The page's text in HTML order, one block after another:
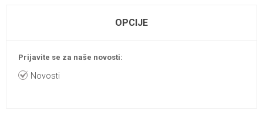
OPCIJE
Prijavite se za naše novosti:
Novosti